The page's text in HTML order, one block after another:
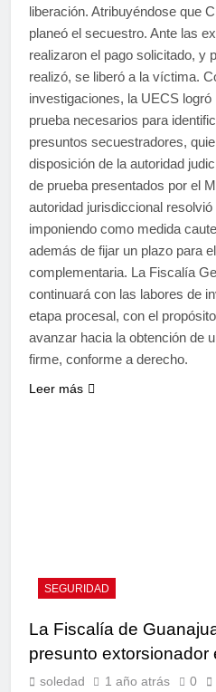
liberación. Atribuyéndose que
planeó el secuestro. Ante las
realizaron el pago solicitado, y
realizó, se liberó a la víctima.
investigaciones, la UECS
prueba necesarios para
presuntos secuestradores,
disposición de la autoridad
de prueba presentados por el
autoridad jurisdiccional
imponiendo como medida
además de fijar un plazo para
complementaria. La Fiscalía
continuará con las labores de
etapa procesal, con el
avanzar hacia la obtención de
firme, conforme a derecho.
Leer más
SEGURIDAD
La Fiscalía de
presunto extorsionador
soledad 1 año atrás 0